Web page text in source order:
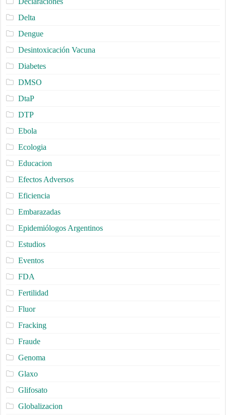
Delta
Dengue
Desintoxicación Vacuna
Diabetes
DMSO
DtaP
DTP
Ebola
Ecologia
Educacion
Efectos Adversos
Eficiencia
Embarazadas
Epidemiólogos Argentinos
Estudios
Eventos
FDA
Fertilidad
Fluor
Fracking
Fraude
Genoma
Glaxo
Glifosato
Globalizacion